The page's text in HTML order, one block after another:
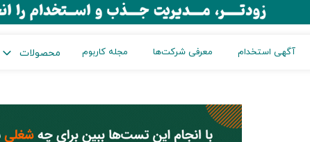
آگهی استخدام معرفی شرکت‌ها مجله کاربوم محصولات